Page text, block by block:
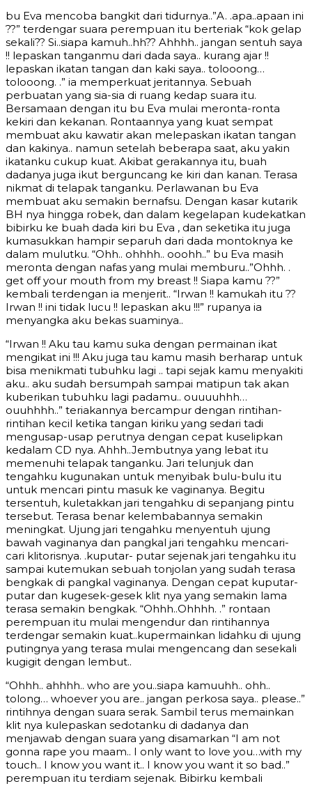
bu Eva mencoba bangkit dari tidurnya..”A. .apa..apaan ini
??” terdengar suara perempuan itu berteriak “kok gelap
sekali?? Si..siapa kamuh..hh?? Ahhhh.. jangan sentuh saya
!! lepaskan tanganmu dari dada saya.. kurang ajar !!
lepaskan ikatan tangan dan kaki saya.. tolooong…
tolooong. .” ia memperkuat jeritannya. Sebuah
perbuatan yang sia-sia di ruang kedap suara itu.
Bersamaan dengan itu bu Eva mulai meronta-ronta
kekiri dan kekanan. Rontaannya yang kuat sempat
membuat aku kawatir akan melepaskan ikatan tangan
dan kakinya.. namun setelah beberapa saat, aku yakin
ikatanku cukup kuat. Akibat gerakannya itu, buah
dadanya juga ikut berguncang ke kiri dan kanan. Terasa
nikmat di telapak tanganku. Perlawanan bu Eva
membuat aku semakin bernafsu. Dengan kasar kutarik
BH nya hingga robek, dan dalam kegelapan kudekatkan
bibirku ke buah dada kiri bu Eva , dan seketika itu juga
kumasukkan hampir separuh dari dada montoknya ke
dalam mulutku. “Ohh.. ohhhh.. ooohh..” bu Eva masih
meronta dengan nafas yang mulai memburu..”Ohhh. .
get off your mouth from my breast !! Siapa kamu ??”
kembali terdengan ia menjerit.. “Irwan !! kamukah itu ??
Irwan !! ini tidak lucu !! lepaskan aku !!!” rupanya ia
menyangka aku bekas suaminya..
“Irwan !! Aku tau kamu suka dengan permainan ikat
mengikat ini !!! Aku juga tau kamu masih berharap untuk
bisa menikmati tubuhku lagi .. tapi sejak kamu menyakiti
aku.. aku sudah bersumpah sampai matipun tak akan
kuberikan tubuhku lagi padamu.. ouuuuhhh…
ouuhhhh..” teriakannya bercampur dengan rintihan-
rintihan kecil ketika tangan kiriku yang sedari tadi
mengusap-usap perutnya dengan cepat kuselipkan
kedalam CD nya. Ahhh..Jembutnya yang lebat itu
memenuhi telapak tanganku. Jari telunjuk dan
tengahku kugunakan untuk menyibak bulu-bulu itu
untuk mencari pintu masuk ke vaginanya. Begitu
tersentuh, kuletakkan jari tengahku di sepanjang pintu
tersebut. Terasa benar kelembabannya semakin
meningkat. Ujung jari tengahku menyentuh ujung
bawah vaginanya dan pangkal jari tengahku mencari-
cari klitorisnya. .kuputar- putar sejenak jari tengahku itu
sampai kutemukan sebuah tonjolan yang sudah terasa
bengkak di pangkal vaginanya. Dengan cepat kuputar-
putar dan kugesek-gesek klit nya yang semakin lama
terasa semakin bengkak. “Ohhh..Ohhhh. .” rontaan
perempuan itu mulai mengendur dan rintihannya
terdengar semakin kuat..kupermainkan lidahku di ujung
putingnya yang terasa mulai mengencang dan sesekali
kugigit dengan lembut..
“Ohhh.. ahhhh.. who are you..siapa kamuuhh.. ohh..
tolong… whoever you are.. jangan perkosa saya.. please..”
rintihnya dengan suara serak. Sambil terus memainkan
klit nya kulepaskan sedotanku di dadanya dan
menjawab dengan suara yang disamarkan “I am not
gonna rape you maam.. I only want to love you…with my
touch.. I know you want it.. I know you want it so bad..”
perempuan itu terdiam sejenak. Bibirku kembali